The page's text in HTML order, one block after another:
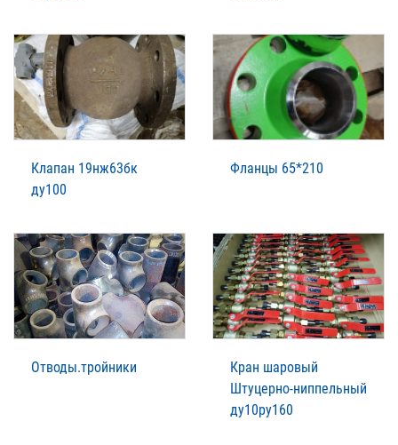
Клапан 19нж63бк
ду100
Фланцы 65*210
Отводы.тройники
Кран шаровый
Штуцерно-ниппельный
ду10ру160